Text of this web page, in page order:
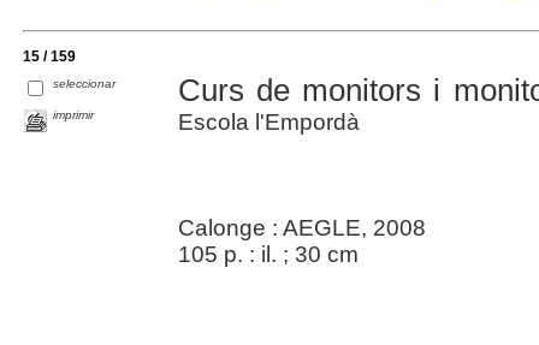
15 / 159
seleccionar
imprimir
Curs de monitors i
Escola l'Empordà
Calonge : AEGLE, 2008
105 p. : il. ; 30 cm